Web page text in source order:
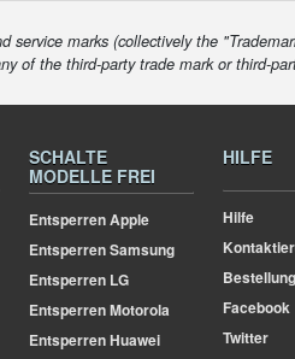
service marks (collectively the
of the third-party trade mark or third-
SCHALTE
MODELLE FREI
Entsperren Apple
Entsperren Samsung
Entsperren LG
Entsperren Motorola
Entsperren Huawei
HILFE
Hilfe
Facebook
Twitter